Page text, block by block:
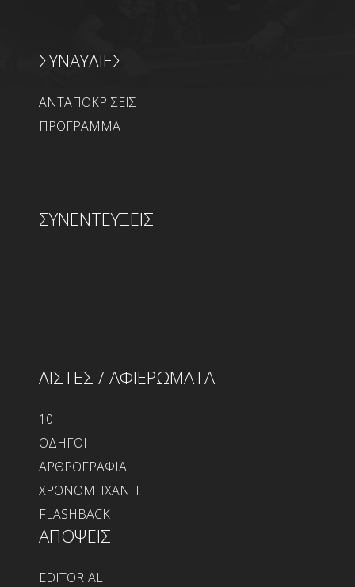
ΣΥΝΑΥΛΙΕΣ
ΑΝΤΑΠΟΚΡΙΣΕΙΣ
ΠΡΟΓΡΑΜΜΑ
ΣΥΝΕΝΤΕΥΞΕΙΣ
ΛΙΣΤΕΣ / ΑΦΙΕΡΩΜΑΤΑ
10
ΟΔΗΓΟΙ
ΑΡΘΡΟΓΡΑΦΙΑ
ΧΡΟΝΟΜΗΧΑΝΗ
FLASHBACK
ΑΠΟΨΕΙΣ
EDITORIAL